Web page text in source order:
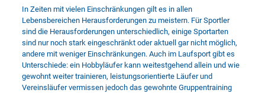
In Zeiten mit vielen Einschränkungen gilt es in allen
Lebensbereichen Herausforderungen zu meistern. Für Sportler
sind die Herausforderungen unterschiedlich, einige Sportarten
sind nur noch stark eingeschränkt oder aktuell gar nicht möglich,
andere mit weniger Einschränkungen. Auch im Laufsport gibt es
Unterschiede: ein Hobbyläufer kann weitestgehend allein und wie
gewohnt weiter trainieren, leistungsorientierte Läufer und
Vereinsläufer vermissen jedoch das gewohnte Gruppentraining